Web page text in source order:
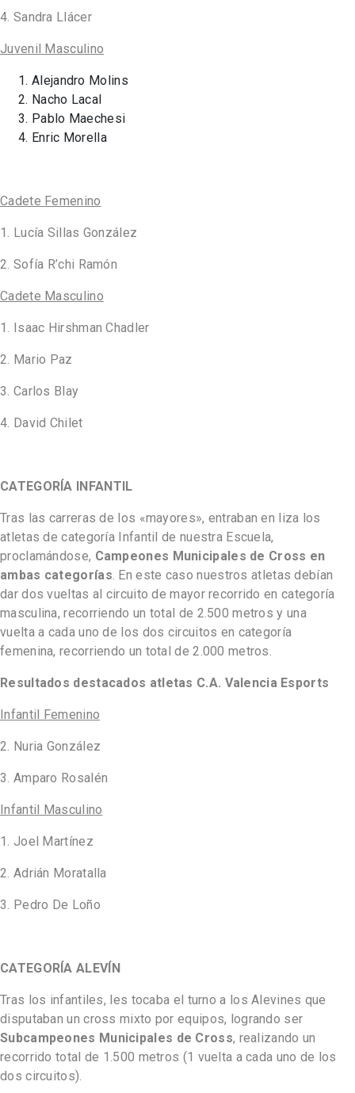
4. Sandra Llácer
Juvenil Masculino
Alejandro Molins
Nacho Lacal
Pablo Maechesi
Enric Morella
Cadete Femenino
1. Lucía Sillas González
2. Sofía R’chi Ramón
Cadete Masculino
1. Isaac Hirshman Chadler
2. Mario Paz
3. Carlos Blay
4. David Chilet
CATEGORÍA INFANTIL
Tras las carreras de los «mayores», entraban en liza los
atletas de categoría Infantil de nuestra Escuela,
proclamándose, Campeones Municipales de Cross en
ambas categorías. En este caso nuestros atletas debían
dar dos vueltas al circuito de mayor recorrido en categoría
masculina, recorriendo un total de 2.500 metros y una
vuelta a cada uno de los dos circuitos en categoría
femenina, recorriendo un total de 2.000 metros.
Resultados destacados atletas C.A. Valencia Esports
Infantil Femenino
2. Nuria González
3. Amparo Rosalén
Infantil Masculino
1. Joel Martínez
2. Adrián Moratalla
3. Pedro De Loño
CATEGORÍA ALEVÍN
Tras los infantiles, les tocaba el turno a los Alevines que
disputaban un cross mixto por equipos, logrando ser
Subcampeones Municipales de Cross, realizando un
recorrido total de 1.500 metros (1 vuelta a cada uno de los
dos circuitos).